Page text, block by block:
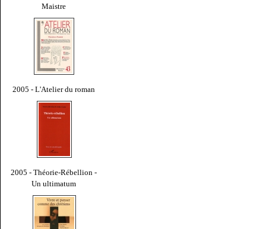
Maistre
2005 - L'Atelier du roman
2005 - Théorie-Rébellion -
Un ultimatum